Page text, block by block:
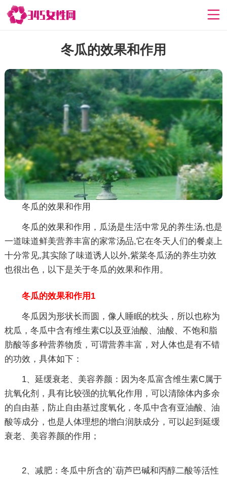
冬瓜的效果和作用
冬瓜的效果和作用
冬瓜的效果和作用，瓜汤是生活中常见的养生汤,也是
一道味道鲜美营养丰富的家常汤品,它在冬天人们的餐桌上
十分常见,其实除了味道诱人以外,紫菜冬瓜汤的养生功效
也很出色，以下是关于冬瓜的效果和作用。
冬瓜的效果和作用1
冬瓜因为形状长而圆，像人睡眠的枕头，所以也称为
枕瓜，冬瓜中含有维生素C以及亚油酸、油酸、不饱和脂
肪酸等多种营养物质，可谓营养丰富，对人体也是有不错
的功效，具体如下：
1、延缓衰老、美容养颜：因为冬瓜富含维生素C属于
抗氧化剂，具有比较强的抗氧化作用，可以清除体内多余
的自由基，防止自由基过度氧化，冬瓜中含有亚油酸、油
酸等成分，也是人体理想的增白润肤成分，可以起到延缓
衰老、美容养颜的作用；
2、减肥：冬瓜中所含的`葫芦巴碱和丙醇二酸等活性